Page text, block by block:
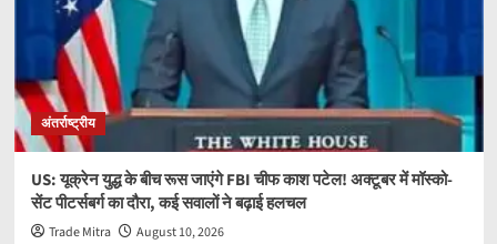
अंतर्राष्ट्रीय
US: यूक्रेन युद्ध के बीच रूस जाएंगे FBI चीफ काश पटेल! अक्टूबर में मॉस्को-
सेंट पीटर्सबर्ग का दौरा, कई सवालों ने बढ़ाई हलचल
Trade Mitra August 10, 2026